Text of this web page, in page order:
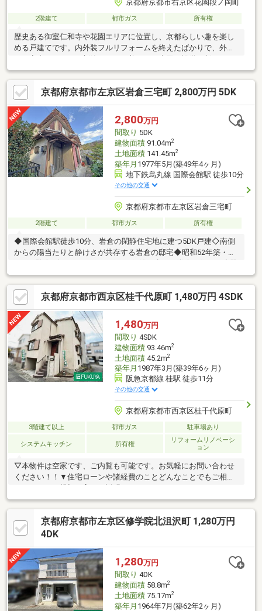
京都府京都市右京区花園段ノ岡町
2階建て 都市ガス 所有権
歴史ある御室仁和寺や花園エリアに位置し、京都らしい趣を楽し
める戸建てです。内外装フルリフォームを終えたばかりで、外壁
すぐ快適に新生活を始められます。魅力はなんといっても圧倒的
な部屋数を誇る「6DK」。ファミリーでの暮らしはもちろん、在
宅ワーク部屋や趣味のスペースなど、ライフスタイルに合わせて
自由自在に使えます。JR「花園」駅徒歩8分をはじめ2駅利用可
能。周辺は平坦地なので、毎日の通勤・通学やお買い物もスムー
ズです。ぜひ現地でこの新しさと心地よさをご体感ください！
京都府京都市左京区岩倉三宅町 2,800万円 5DK
2,800万円
間取り 5DK
建物面積91.04m2
土地面積141.45m2
築年月 1977年5月(築49年4ヶ月)
地下鉄烏丸線 国際会館駅 徒歩10分
その他の交通
京都府京都市左京区岩倉三宅町
2階建て 都市ガス 所有権
◆国際会館駅徒歩10分、岩倉の閑静住宅地に建つ5DK戸建◇南側
からの陽当たりと静けさが共存する岩倉の邸宅◆昭和52年築・
5DK・駐車1台。リノベーションで価値が広がる岩倉の住まい◇駐
車1台可。落ち着いた住環境で子育てに適した5DKの住まい■地下
鉄烏丸線 国際会館駅 徒歩10分■叡山電鉄鞍馬線 八幡前駅 徒歩6分
※間取り広々５DK。緑豊かな住宅地内。※カーポート付駐車スペー
ス※南側にお庭あり！陽当良好で開放感あり♪
京都府京都市西京区桂千代原町 1,480万円 4SDK
1,480万円
間取り 4SDK
建物面積93.46m2
土地面積45.2m2
築年月 1987年3月(築39年6ヶ月)
阪急京都線 桂駅 徒歩11分
その他の交通
京都府京都市西京区桂千代原町
3階建て以上 都市ガス 駐車場あり
システムキッチン 所有権
リフォームリノベーシ
ョン
▽本物件は空家です、ご内覧も可能です。お気軽にお問い合わせ
ください！！▼住宅ローンや諸経費のことどんなことでもご相談
京都府京都市左京区修学院北沮沢町 1,280万円
4DK
1,280万円
間取り 4DK
建物面積58.8m2
土地面積75.17m2
築年月 1964年7月(築62年2ヶ月)